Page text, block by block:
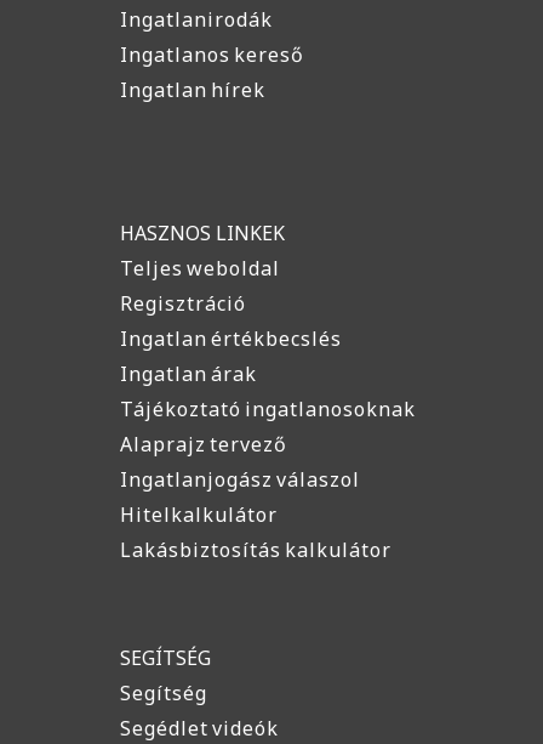
Ingatlanirodák
Ingatlanos kereső
Ingatlan hírek
HASZNOS LINKEK
Teljes weboldal
Regisztráció
Ingatlan értékbecslés
Ingatlan árak
Tájékoztató ingatlanosoknak
Alaprajz tervező
Ingatlanjogász válaszol
Hitelkalkulátor
Lakásbiztosítás kalkulátor
SEGÍTSÉG
Segítség
Segédlet videók